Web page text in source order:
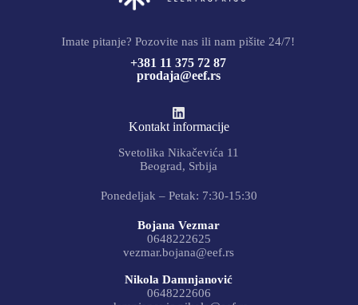
Imate pitanje? Pozovite nas ili nam pišite 24/7!
+381 11 375 72 87
prodaja@eef.rs
Kontakt informacije
Svetolika Nikačevića 11
Beograd, Srbija
Ponedeljak – Petak: 7:30-15:30
Bojana Vezmar
0648222625
vezmar.bojana@eef.rs
Nikola Damnjanović
0648222606